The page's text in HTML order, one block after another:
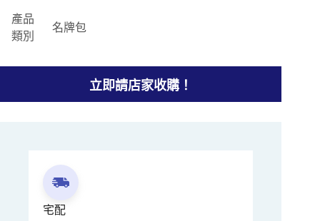
產品
類別
名牌包
立即請店家收購！
宅配